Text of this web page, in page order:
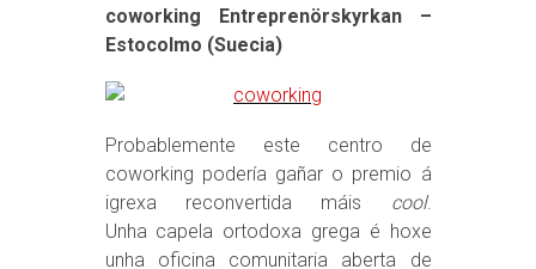
coworking Entreprenörskyrkan –
Estocolmo (Suecia)
Probablemente este centro de
coworking podería gañar o premio á
igrexa reconvertida máis cool.
Unha capela ortodoxa grega é hoxe
unha oficina comunitaria aberta de